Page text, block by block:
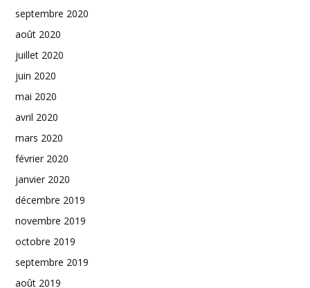
septembre 2020
août 2020
juillet 2020
juin 2020
mai 2020
avril 2020
mars 2020
février 2020
janvier 2020
décembre 2019
novembre 2019
octobre 2019
septembre 2019
août 2019